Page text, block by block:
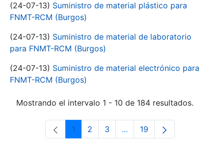
(24-07-13) Suministro de material plástico para
FNMT-RCM (Burgos)
(24-07-13) Suministro de material de laboratorio
para FNMT-RCM (Burgos)
(24-07-13) Suministro de material electrónico para
FNMT-RCM (Burgos)
Mostrando el intervalo 1 - 10 de 184 resultados.
Página
1 Página
2 Página
3 ...Páginas intermedias Use
Página
19